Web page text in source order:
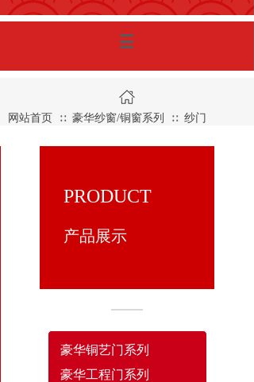
网站首页 ∷ 豪华纱窗/铜窗系列 ∷ 纱门
产品展示
PRODUCT
豪华铜艺门系列
豪华工程门系列